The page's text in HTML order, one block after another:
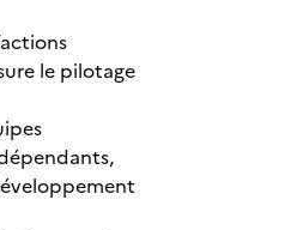
le pilotage